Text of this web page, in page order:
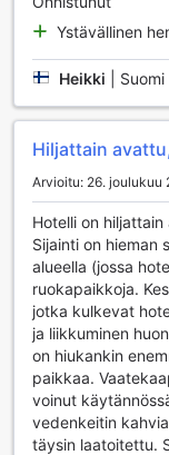
kotiin. Santa
mukavuuden ja
Santa Grand
mahdollisuudet
Hotellin ulkouima-
on runsaasti tilaa
rauhallisista
kutsuu uimareita
sen ympäristö on
rauhallinen ja
Ulkouima-allas on
ja perheen
yhteisistä
uintisessiolla tai
äärellä. Santa
Ystävällinen
Heikki
Hiljattain
Arvioitu: 26. joulukuu
Hotelli on
Sijainti on hieman
alueella (jossa
ruokapaikkoja.
jotka kulkevat
ja liikkuminen
on hiukankin
paikkaa.
voinut
vedenkeitin
täysin laatoitettu.